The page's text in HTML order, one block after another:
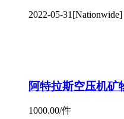
1000.00/台
2022-05-21